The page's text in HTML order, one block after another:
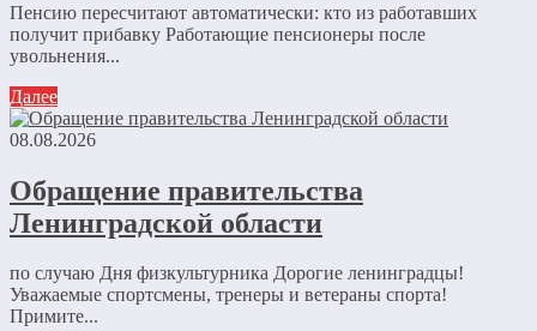
Пенсию пересчитают автоматически: кто из работавших
получит прибавку Работающие пенсионеры после
увольнения...
Далее
08.08.2026
Обращение правительства
Ленинградской области
по случаю Дня физкультурника Дорогие ленинградцы!
Уважаемые спортсмены, тренеры и ветераны спорта!
Примите...